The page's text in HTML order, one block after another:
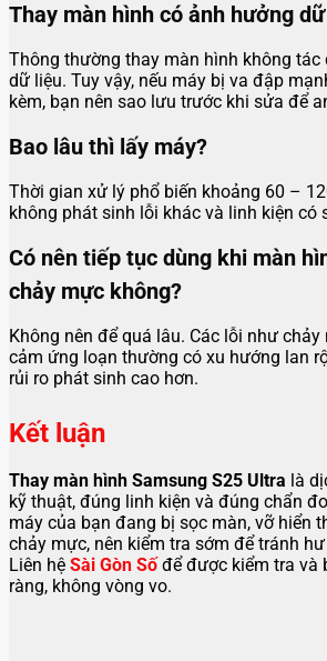
Thay màn hình có ảnh hưởng
Thông thường thay màn hình không tác
dữ liệu. Tuy vậy, nếu máy bị va đập
kèm, bạn nên sao lưu trước khi sửa để
Bao lâu thì lấy máy?
Thời gian xử lý phổ biến khoảng 60 –
không phát sinh lỗi khác và linh kiện có
Có nên tiếp tục dùng khi màn
chảy mực không?
Không nên để quá lâu. Các lỗi như
cảm ứng loạn thường có xu hướng lan
rủi ro phát sinh cao hơn.
Kết luận
Thay màn hình Samsung S25 Ultra là
kỹ thuật, đúng linh kiện và đúng chẩn
máy của bạn đang bị sọc màn, vỡ hiển
chảy mực, nên kiểm tra sớm để tránh
Liên hệ Sài Gòn Sốđể được kiểm tra và
ràng, không vòng vo.